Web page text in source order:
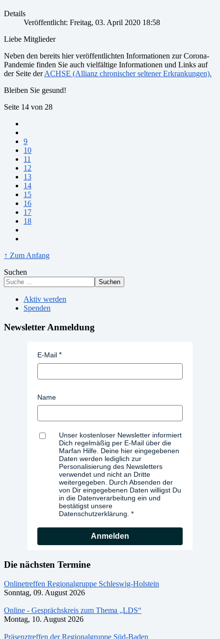
Details
Veröffentlicht: Freitag, 03. April 2020 18:58
Liebe Mitglieder
Neben den bereits hier veröffentlichten Informationen zur Corona-
Pandemie finden Sie auch vielfältige Informationen und Links auf
der Seite derACHSE (Allianz chronischer seltener Erkrankungen).
Bleiben Sie gesund!
Seite 14 von 28
9
10
11
12
13
14
15
16
17
18
↑ Zum Anfang
Suchen
Suchen
Aktiv werden
Spenden
Newsletter Anmeldung
E-Mail
Name
Unser kostenloser Newsletter informiert
Dich regelmäßig per E-Mail über die
Marfan Hilfe. Deine hier eingegebenen
Daten werden lediglich zur
Personalisierung des Newsletters
verwendet und nicht an Dritte
weitergegeben. Durch Absenden der
von Dir eingegebenen Daten willigst Du
in die Datenverarbeitung ein und
bestätigst unsere
Datenschutzerklärung.
Anmelden
Die nächsten Termine
Onlinetreffen Regionalgruppe Schleswig-Holstein
Sonntag, 09. August 2026
Online - Gesprächskreis zum Thema „LDS“
Montag, 10. August 2026
Präsenztreffen der Regionalgruppe Süd-Baden